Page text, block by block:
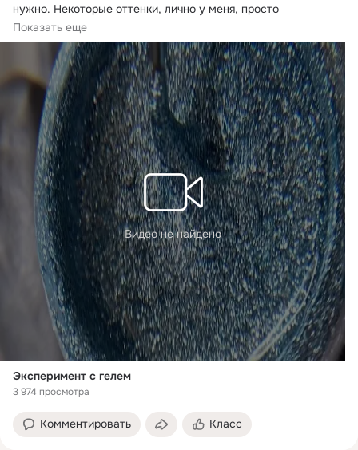
нужно. Некоторые оттенки, лично у меня, просто
заканчивают...
Показать еще
Видео не найдено
Эксперимент с гелем
3 974 просмотра
Комментировать Класс